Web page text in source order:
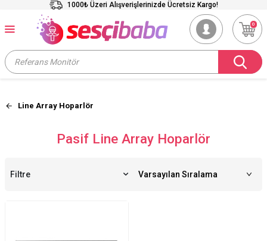
1000₺ Üzeri Alışverişlerinizde Ücretsiz Kargo!
0
Line Array Hoparlör
Pasif Line Array Hoparlör
Filtre